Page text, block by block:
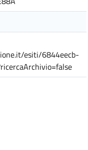
esiti/6844eecb-